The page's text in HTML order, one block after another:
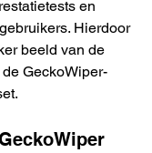
en
Hierdoor
beeld van de
GeckoWiper-